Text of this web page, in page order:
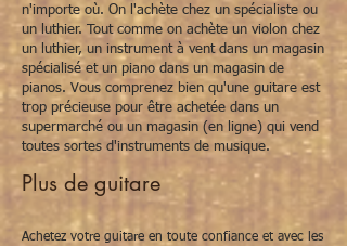
uitHT Classic, Corum, CantigaenCantiga
premiumsnaren.
Tot slot heb je per set snaren keuze uit3
soorten spanningen :normal tension, hard
tensionofmixed tension.
1. Eerste keuze: welke melodiesnaren (G-b-
e’) wil je gebruiken?
Alliance (carbon):geeft een heldere,
briljante toon met meer projectie en
temperament
New Cristal (nylon):
geluid met een klassieke, zachte toon
n'importe où. On l'achète chez un spécialiste ou
un luthier. Tout comme on achète un violon chez
un luthier, un instrument à vent dans un magasin
spécialisé et un piano dans un magasin de
pianos. Vous comprenez bien qu'une guitare est
trop précieuse pour être achetée dans un
supermarché ou un magasin (en ligne) qui vend
toutes sortes d'instruments de musique.
Plus de guitare
Achetez votre guitare en toute confiance et avec les